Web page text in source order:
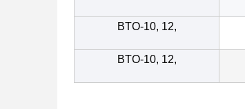
BTO-10, 12,
BTO-10, 12,